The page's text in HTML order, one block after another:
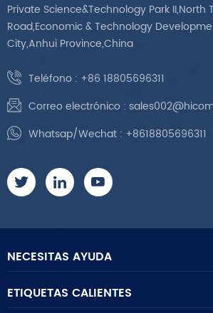
Private Science&Technology Park II,North
Road,Economic & Technology
City,Anhui Province,China
Teléfono : +86 18805696311
Correo electrónico :
Whatsap/Wechat : +8618805696311
NECESITAS AYUDA
ETIQUETAS CALIENTES